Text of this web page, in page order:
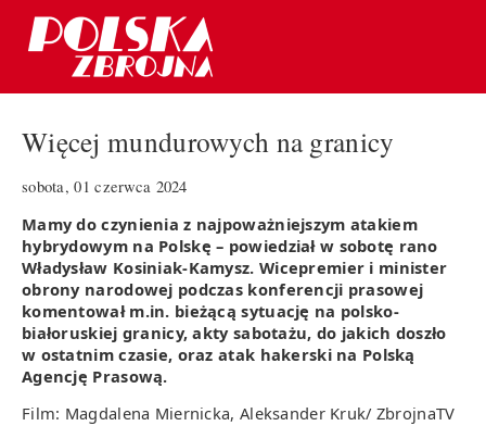
Więcej mundurowych na granicy
sobota, 01 czerwca 2024
Mamy do czynienia z najpoważniejszym atakiem
hybrydowym na Polskę – powiedział w sobotę rano
Władysław Kosiniak-Kamysz. Wicepremier i minister
obrony narodowej podczas konferencji prasowej
komentował m.in. bieżącą sytuację na polsko-
białoruskiej granicy, akty sabotażu, do jakich doszło
w ostatnim czasie, oraz atak hakerski na Polską
Agencję Prasową.
Film: Magdalena Miernicka, Aleksander Kruk/ ZbrojnaTV